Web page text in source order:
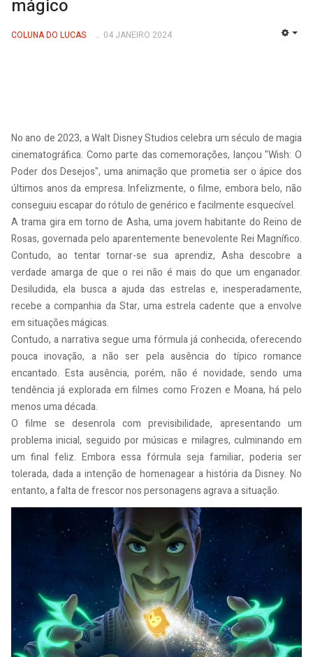
mágico
COLUNA DO LUCAS 04 JANEIRO 2024
No ano de 2023, a Walt Disney Studios celebra um século de magia
cinematográfica. Como parte das comemorações, lançou "Wish: O
Poder dos Desejos", uma animação que prometia ser o ápice dos
últimos anos da empresa. Infelizmente, o filme, embora belo, não
conseguiu escapar do rótulo de genérico e facilmente esquecível.
A trama gira em torno de Asha, uma jovem habitante do Reino de
Rosas, governada pelo aparentemente benevolente Rei Magnífico.
Contudo, ao tentar tornar-se sua aprendiz, Asha descobre a
verdade amarga de que o rei não é mais do que um enganador.
Desiludida, ela busca a ajuda das estrelas e, inesperadamente,
recebe a companhia da Star, uma estrela cadente que a envolve
em situações mágicas.
Contudo, a narrativa segue uma fórmula já conhecida, oferecendo
pouca inovação, a não ser pela ausência do típico romance
encantado. Esta ausência, porém, não é novidade, sendo uma
tendência já explorada em filmes como Frozen e Moana, há pelo
menos uma década.
O filme se desenrola com previsibilidade, apresentando um
problema inicial, seguido por músicas e milagres, culminando em
um final feliz. Embora essa fórmula seja familiar, poderia ser
tolerada, dada a intenção de homenagear a história da Disney. No
entanto, a falta de frescor nos personagens agrava a situação.